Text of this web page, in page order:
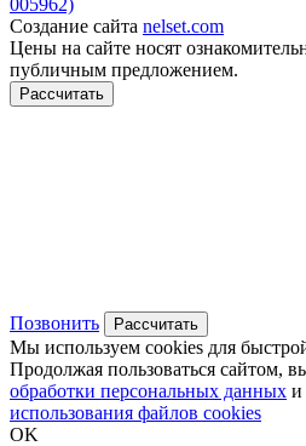
Создание сайта nelset.com
Цены на сайте носят
публичным предложением.
Рассчитать
Позвонить Рассчитать
Мы используем cookies для
Продолжая пользоваться сайтом,
обработки персональных данных и
использования файлов cookies
OK